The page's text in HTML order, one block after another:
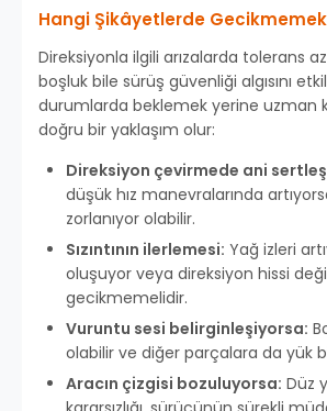
Hangi Şikâyetlerde
Direksiyonla ilgili arızalarda tolerans
boşluk bile sürüş güvenliği algısını
durumlarda beklemek yerine uzman
doğru bir yaklaşım olur:
Direksiyon çevirmede ani
düşük hız manevralarında
zorlanıyor olabilir.
Sızıntının ilerlemesi: Yağ izleri
oluşuyor veya direksiyon hissi
gecikmemelidir.
Vuruntu sesi belirginleşiyorsa:
olabilir ve diğer parçalara da yük
Aracın çizgisi bozuluyorsa: Düz